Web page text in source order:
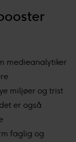
medieanalytiker
miljøer og trist
er også
faglig og